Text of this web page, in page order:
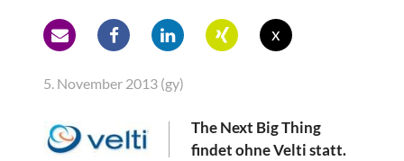
x
5. November 2013 (gy)
The Next Big Thing
findet ohne Velti statt.